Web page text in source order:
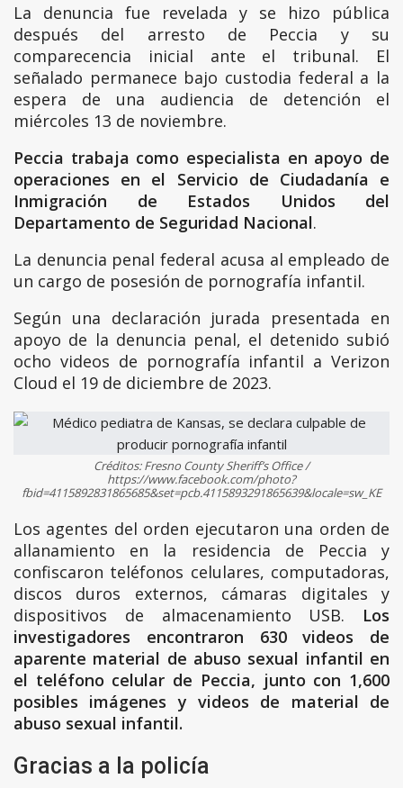
La denuncia fue revelada y se hizo pública
después del arresto de Peccia y su
comparecencia inicial ante el tribunal. El
señalado permanece bajo custodia federal a la
espera de una audiencia de detención el
miércoles 13 de noviembre.
Peccia trabaja como especialista en apoyo de
operaciones en el Servicio de Ciudadanía e
Inmigración de Estados Unidos del
Departamento de Seguridad Nacional.
La denuncia penal federal acusa al empleado de
un cargo de posesión de pornografía infantil.
Según una declaración jurada presentada en
apoyo de la denuncia penal, el detenido subió
ocho videos de pornografía infantil a Verizon
Cloud el 19 de diciembre de 2023.
Créditos: Fresno County Sheriff’s Office /
https://www.facebook.com/photo?
fbid=4115892831865685&set=pcb.4115893291865639&locale=sw_KE
Los agentes del orden ejecutaron una orden de
allanamiento en la residencia de Peccia y
confiscaron teléfonos celulares, computadoras,
discos duros externos, cámaras digitales y
dispositivos de almacenamiento USB. Los
investigadores encontraron 630 videos de
aparente material de abuso sexual infantil en
el teléfono celular de Peccia, junto con 1,600
posibles imágenes y videos de material de
abuso sexual infantil.
Gracias a la policía